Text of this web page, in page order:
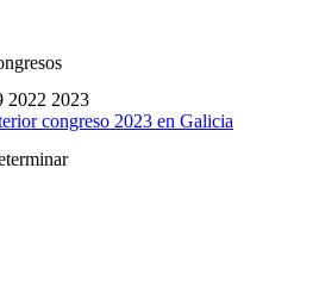
2022 2023
congreso 2023 en Galicia